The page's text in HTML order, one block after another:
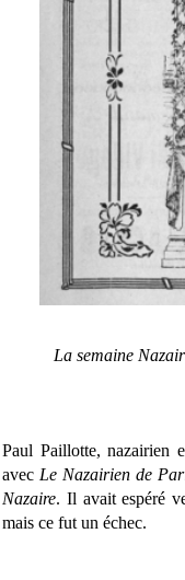
La semaine
Paul Paillotte, nazairien
avec Le Nazairien de
Nazaire. Il avait espéré
mais ce fut un échec.